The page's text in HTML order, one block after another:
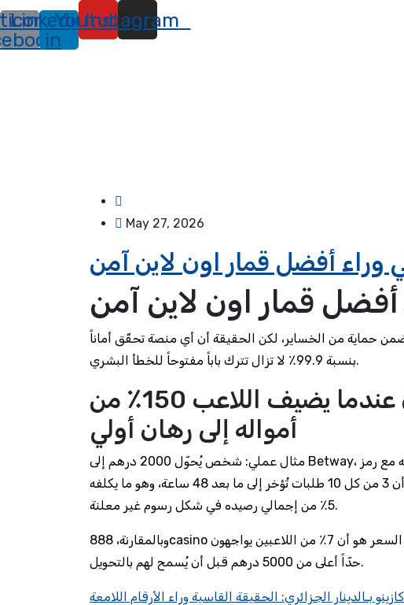
Linkedin-
in
Youtube
Instagram
May 27, 2026
وراء أفضل قمار اون لاين آمن
أفضل قمار اون لاين آمن
حماية من الخساير، لكن الحقيقة أن أي منصة تحقّق أماناً
بنسبة 99.9٪ لا تزال تترك باباً مفتوحاً للخطأ البشري.
كيف يتلاشى الوعد بالأمان عندما يضيف اللاعب 150٪ من
أمواله إلى رهان أولي
مثال عملي: شخص يُحوّل 2000 درهم إلى Betway، يفتح حسابه مع رمز “VIP” لتفادي أي قيود، ثم يضغط على زر
السحب. الفاصل الزمني بين الطلب والمعلّق يُظهر أن 3 من كل 10 طلبات تُؤخر إلى ما بعد 48 ساعة، وهو ما يكلفه
5٪ من إجمالي رصيده في شكل رسوم غير معلنة.
وبالمقارنة، 888casino تقدم عملية سحب أسرع بمتوسط 2.3 ساعة، لكن السعر هو أن 7٪ من اللاعبين يواجهون
حدّاً أعلى من 5000 درهم قبل أن يُسمح لهم بالتحويل.
بـالدينار الجزائري: الحقيقة القاسية وراء الأرقام اللامعة